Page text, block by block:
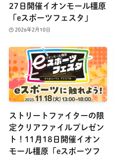
27日開催イオンモール橿原
「eスポーツフェスタ」
2026年2月10日
ストリートファイターの限
定クリアファイルプレゼン
ト！11月18日開催イオン
モール橿原「eスポーツフ